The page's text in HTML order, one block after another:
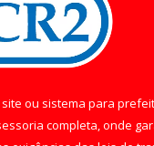
ou sistema para
completa, onde